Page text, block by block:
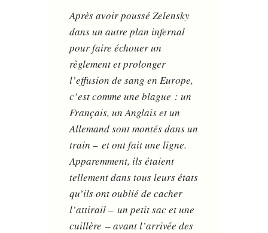
Après avoir poussé Zelensky
dans un autre plan infernal
pour faire échouer un
règlement et prolonger
l’effusion de sang en Europe,
c’est comme une blague : un
Français, un Anglais et un
Allemand sont montés dans un
train – et ont fait une ligne.
Apparemment, ils étaient
tellement dans tous leurs états
qu’ils ont oublié de cacher
l’attirail – un petit sac et une
cuillère – avant l’arrivée des